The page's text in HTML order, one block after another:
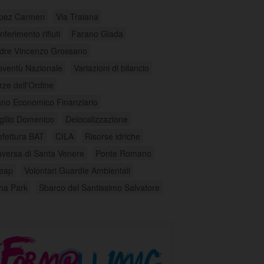
Carmen
Via Traiana
rifiuti
Farano Giada
Vincenzo Grossano
Nazionale
Variazioni di bilancio
dell'Ordine
Economico Finanziario
Domenico
Delocalizzazione
BAT
CILA
Risorse idriche
di Santa Venere
Ponte Romano
Volontari Guardie Ambientali
Park
Sbarco del Santissimo Salvatore